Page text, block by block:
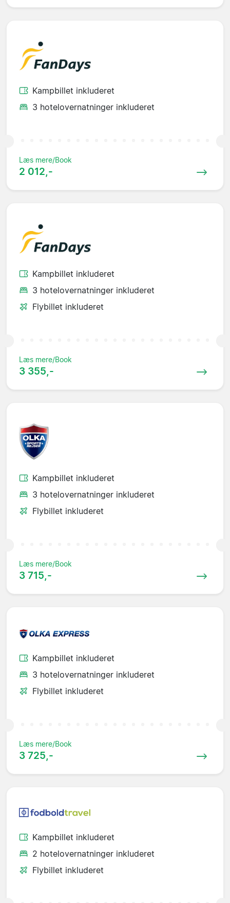
Kampbillet inkluderet
3 hotelovernatninger inkluderet
Læs mere/Book
2 012,-
Kampbillet inkluderet
3 hotelovernatninger inkluderet
Flybillet inkluderet
Læs mere/Book
3 355,-
Kampbillet inkluderet
3 hotelovernatninger inkluderet
Flybillet inkluderet
Læs mere/Book
3 715,-
Kampbillet inkluderet
3 hotelovernatninger inkluderet
Flybillet inkluderet
Læs mere/Book
3 725,-
Kampbillet inkluderet
2 hotelovernatninger inkluderet
Flybillet inkluderet